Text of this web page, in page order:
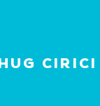
HUG CIRICI